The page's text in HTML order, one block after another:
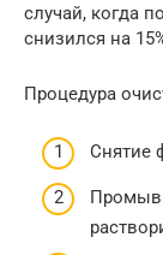
случай, когда
снизился на
Процедура
Снятие